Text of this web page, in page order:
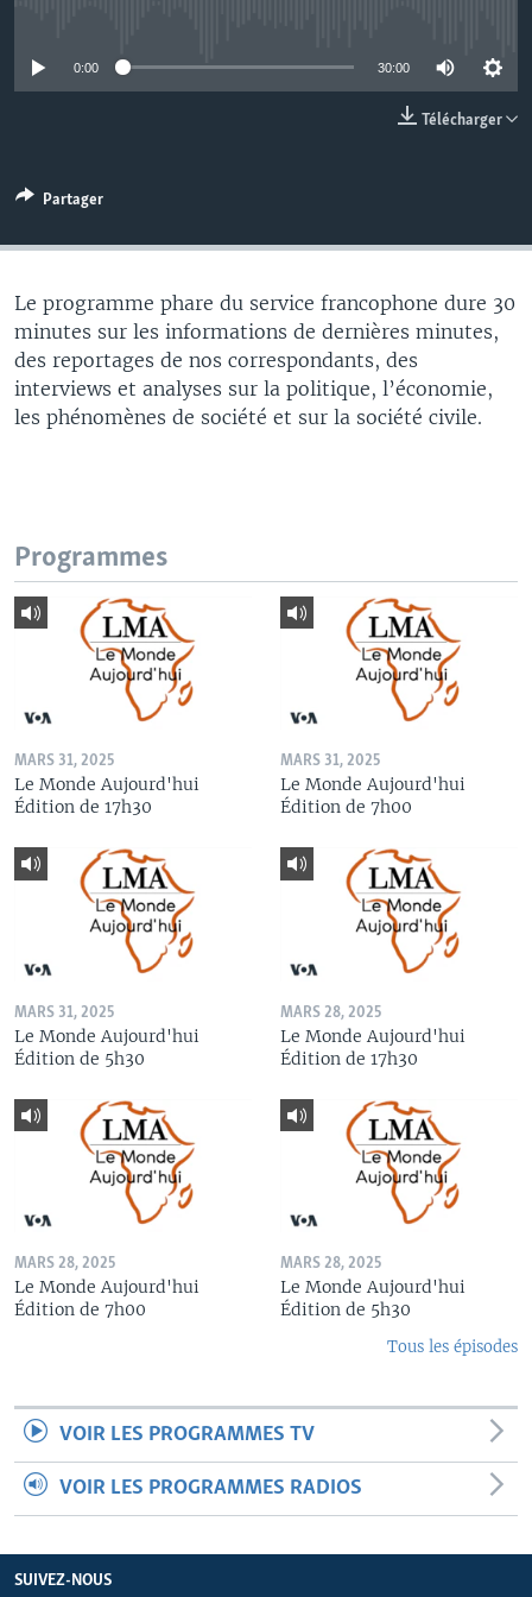
0:00 30:00
Télécharger
Partager
Le programme phare du service francophone dure 30
minutes sur les informations de dernières minutes,
des reportages de nos correspondants, des
interviews et analyses sur la politique, l’économie,
les phénomènes de société et sur la société civile.
Programmes
MARS 31, 2025
Le Monde Aujourd'hui
Édition de 17h30
MARS 31, 2025
Le Monde Aujourd'hui
Édition de 7h00
MARS 31, 2025
Le Monde Aujourd'hui
Édition de 5h30
MARS 28, 2025
Le Monde Aujourd'hui
Édition de 17h30
MARS 28, 2025
Le Monde Aujourd'hui
Édition de 7h00
MARS 28, 2025
Le Monde Aujourd'hui
Édition de 5h30
Tous les épisodes
VOIR LES PROGRAMMES TV
VOIR LES PROGRAMMES RADIOS
SUIVEZ-NOUS